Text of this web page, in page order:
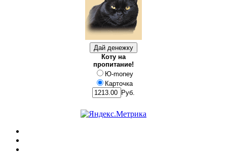
Коту на
пропитание!
Ю-money
Карточка
Руб.